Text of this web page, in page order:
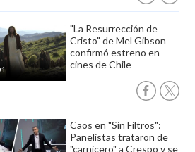
"La Resurrección de
Cristo" de Mel Gibson
confirmó estreno en
cines de Chile
Caos en "Sin Filtros":
Panelistas trataron de
"carnicero" a Crespo y se